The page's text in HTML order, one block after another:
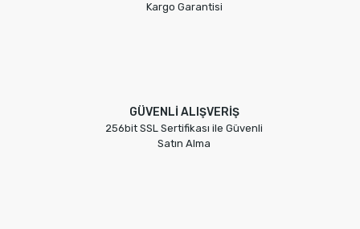
Kargo Garantisi
GÜVENLİ ALIŞVERİŞ
256bit SSL Sertifikası ile Güvenli
Satın Alma